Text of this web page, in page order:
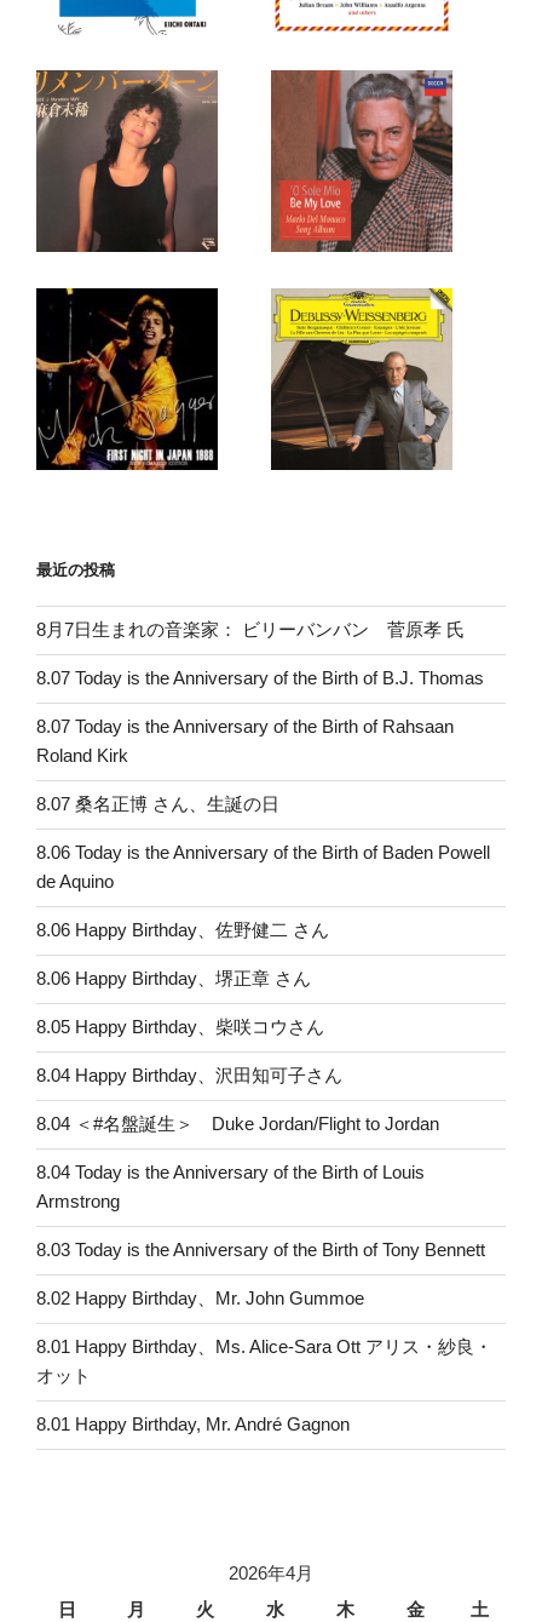
最近の投稿
8月7日生まれの音楽家： ビリーバンバン 菅原孝 氏
8.07 Today is the Anniversary of the Birth of B.J. Thomas
8.07 Today is the Anniversary of the Birth of Rahsaan
Roland Kirk
8.07 桑名正博 さん、生誕の日
8.06 Today is the Anniversary of the Birth of Baden Powell
de Aquino
8.06 Happy Birthday、佐野健二 さん
8.06 Happy Birthday、堺正章 さん
8.05 Happy Birthday、柴咲コウさん
8.04 Happy Birthday、沢田知可子さん
8.04 ＜#名盤誕生＞ Duke Jordan/Flight to Jordan
8.04 Today is the Anniversary of the Birth of Louis
Armstrong
8.03 Today is the Anniversary of the Birth of Tony Bennett
8.02 Happy Birthday、Mr. John Gummoe
8.01 Happy Birthday、Ms. Alice-Sara Ott アリス・紗良・
オット
8.01 Happy Birthday, Mr. André Gagnon
2026年4月
日
月 火 水 木 金 土